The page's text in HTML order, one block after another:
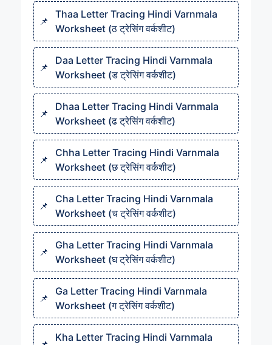
Thaa Letter Tracing Hindi Varnmala
Worksheet (ठ ट्रेसिंग वर्कशीट)
Daa Letter Tracing Hindi Varnmala
Worksheet (ड ट्रेसिंग वर्कशीट)
Dhaa Letter Tracing Hindi Varnmala
Worksheet (ढ ट्रेसिंग वर्कशीट)
Chha Letter Tracing Hindi Varnmala
Worksheet (छ ट्रेसिंग वर्कशीट)
Cha Letter Tracing Hindi Varnmala
Worksheet (च ट्रेसिंग वर्कशीट)
Gha Letter Tracing Hindi Varnmala
Worksheet (घ ट्रेसिंग वर्कशीट)
Ga Letter Tracing Hindi Varnmala
Worksheet (ग ट्रेसिंग वर्कशीट)
Kha Letter Tracing Hindi Varnmala